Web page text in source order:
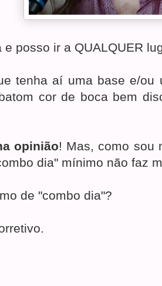
e posso ir a QUALQUER
tenha aí uma base e/ou
cor de boca bem
opinião! Mas, como sou
dia" mínimo não faz
de "combo dia"?